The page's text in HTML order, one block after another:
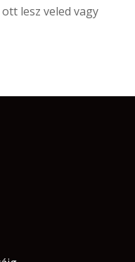
lesz veled vagy